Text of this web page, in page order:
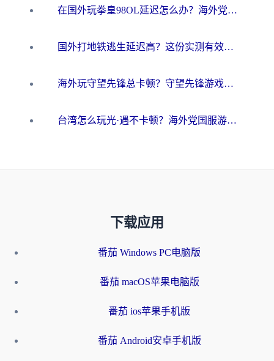
在国外玩拳皇98OL延迟怎么办？海外党亲测有效的低延迟指南
国外打地铁逃生延迟高？这份实测有效的低延迟指南帮你吃鸡
海外玩守望先锋总卡顿？守望先锋游戏加速器在哪里买&避坑指南（附欧洲非洲游戏实测）
台湾怎么玩光·遇不卡顿？海外党国服游戏加速终极攻略（附实测体验）
下载应用
番茄 Windows PC电脑版
番茄 macOS苹果电脑版
番茄 ios苹果手机版
番茄 Android安卓手机版